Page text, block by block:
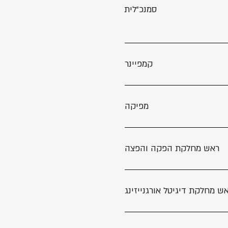
סמנכ״לית
קמפיינר
מפיקה
ראש מחלקת הפקה והפצה
מחלקת דיגיטל אורגנייזינג